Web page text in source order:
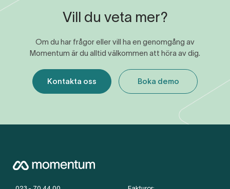
Vill du veta mer?
Om du har frågor eller vill ha en genomgång av
Momentum är du alltid välkommen att höra av dig.
Kontakta oss Boka demo